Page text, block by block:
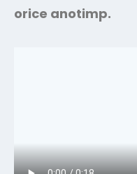
orice anotimp.